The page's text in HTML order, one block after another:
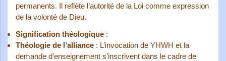
permanents. Il reflète l’autorité de la Loi comme expression
de la volonté de Dieu.
Signification théologique :
Théologie de l’alliance : L’invocation de YHWH et la
demande d’enseignement s’inscrivent dans le cadre de